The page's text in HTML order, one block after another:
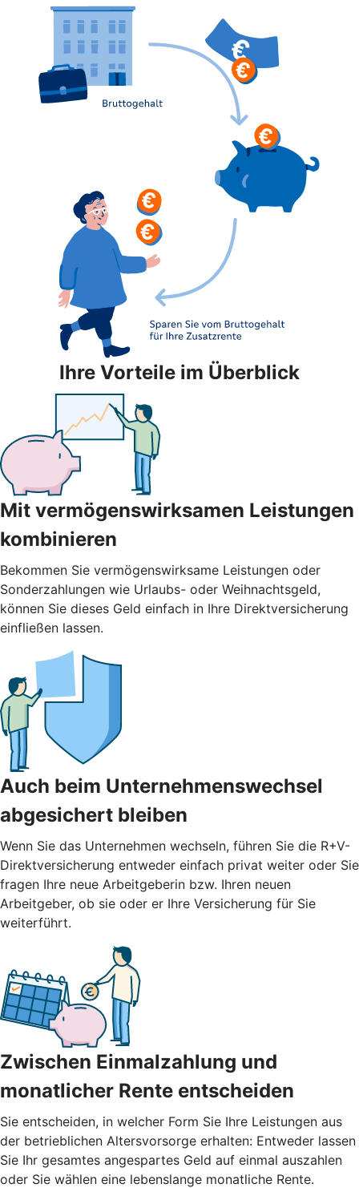
Ihre Vorteile im Überblick
Mit vermögenswirksamen Leistungen
kombinieren
Bekommen Sie vermögenswirksame Leistungen oder
Sonderzahlungen wie Urlaubs- oder Weihnachtsgeld,
können Sie dieses Geld einfach in Ihre Direktversicherung
einfließen lassen.
Auch beim Unternehmenswechsel
abgesichert bleiben
Wenn Sie das Unternehmen wechseln, führen Sie die R+V-
Direktversicherung entweder einfach privat weiter oder Sie
fragen Ihre neue Arbeitgeberin bzw. Ihren neuen
Arbeitgeber, ob sie oder er Ihre Versicherung für Sie
weiterführt.
Zwischen Einmalzahlung und
monatlicher Rente entscheiden
Sie entscheiden, in welcher Form Sie Ihre Leistungen aus
der betrieblichen Altersvorsorge erhalten: Entweder lassen
Sie Ihr gesamtes angespartes Geld auf einmal auszahlen
oder Sie wählen eine lebenslange monatliche Rente.